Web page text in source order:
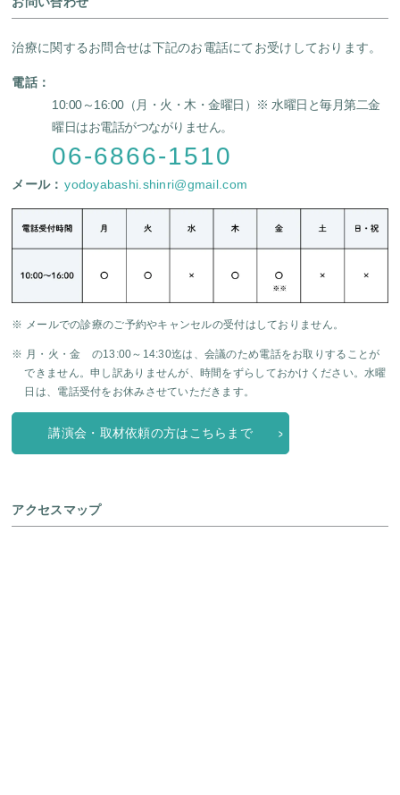
治療に関するお問合せは下記のお電話にてお受けしております。
電話：
10:00～16:00（月・火・木・金曜日）
※ 水曜日と毎月第二金
曜日はお電話がつながりません。
06-6866-1510
メール： yodoyabashi.shinri@gmail.com
※ メールでの診療のご予約やキャンセルの受付はしておりません。
※ 月・火・金 の13:00～14:30迄は、会議のため電話をお取りすることが
できません。申し訳ありませんが、時間をずらしておかけください。水曜
日は、電話受付をお休みさせていただきます。
講演会・取材依頼の方はこちらまで
アクセスマップ